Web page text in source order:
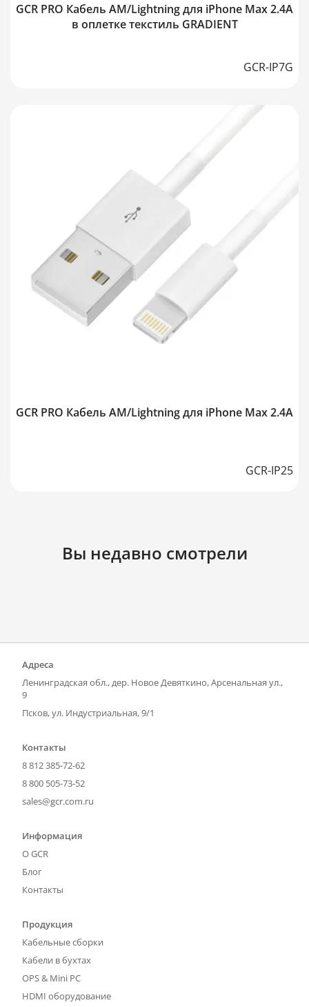
GCR PRO Кабель AM/Lightning для iPhone Max 2.4A
в оплетке текстиль GRADIENT
GCR-IP7G
GCR PRO Кабель AM/Lightning для iPhone Max 2.4A
GCR-IP25
Вы недавно смотрели
Адреса
Ленинградская обл., дер. Новое Девяткино, Арсенальная ул.,
9
Псков, ул. Индустриальная, 9/1
Контакты
8 812 385-72-62
8 800 505-73-52
sales@gcr.com.ru
Информация
О GCR
Блог
Контакты
Продукция
Кабельные сборки
Кабели в бухтах
OPS & Mini PC
HDMI оборудование